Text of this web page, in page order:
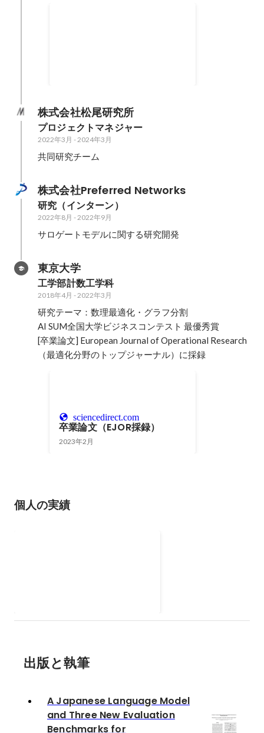
株式会社松尾研究所
プロジェクトマネジャー
2022年3月 -2024年3月
共同研究チーム
株式会社Preferred Networks
研究（インターン）
2022年8月 -2022年9月
サロゲートモデルに関する研究開発
東京大学
工学部計数工学科
2018年4月 -2022年3月
研究テーマ：数理最適化・グラフ分割
AI SUM全国大学ビジネスコンテスト 最優秀賞
[卒業論文] European Journal of Operational Research
（最適化分野のトップジャーナル）に採録
sciencedirect.com
卒業論文（EJOR採録）
2023年2月
個人の実績
出版と執筆
A Japanese Language Model
and Three New Evaluation
Benchmarks for